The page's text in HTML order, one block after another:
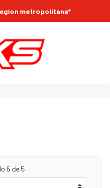
metropolitana*
5 de 5